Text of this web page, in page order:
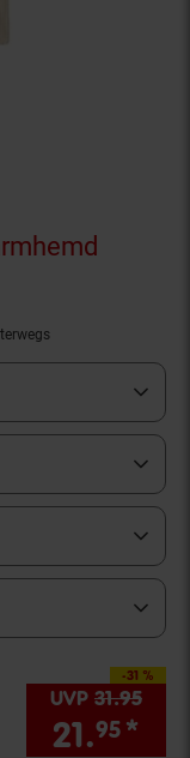
-31 %
Sie Sparen 31
UVP 31.95UVP
21.95 *